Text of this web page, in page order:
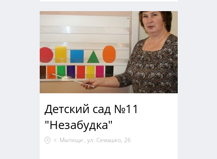
Детский сад №11
"Незабудка"
г. Мытищи , ул. Семашко, 26